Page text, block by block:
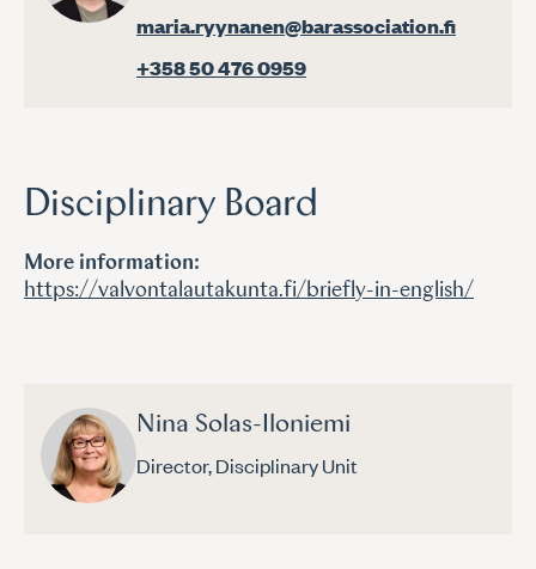
maria.ryynanen@barassociation.fi
+358 50 476 0959
Disciplinary Board
More information:
https://valvontalautakunta.fi/briefly-in-english/
Nina Solas-Iloniemi
Director, Disciplinary Unit